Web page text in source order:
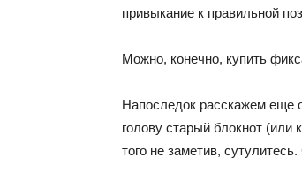
привыкание к правильной
Можно, конечно, купить
Напоследок расскажем еще
голову старый блокнот (или
того не заметив,